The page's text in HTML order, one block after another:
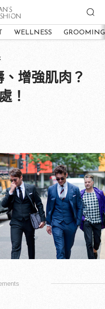
WELLNESS GROOMING
增強肌肉？
！